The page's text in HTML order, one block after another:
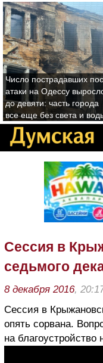
Число пострадавших
атаки на Одессу
до девяти: часть города
все еще без света и
Сессия в
седьмого
8 декабря 2016,
Сессия в
опять сорвана.
на благоустройство